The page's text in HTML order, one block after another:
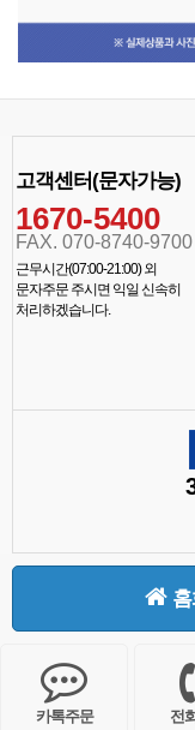
고객센터(문자가능)
1670-5400
FAX. 070-8740-9700
근무시간(07:00-21:00) 외
문자주문 주시면 익일 신속히
처리하겠습니다.
카톡주문 전